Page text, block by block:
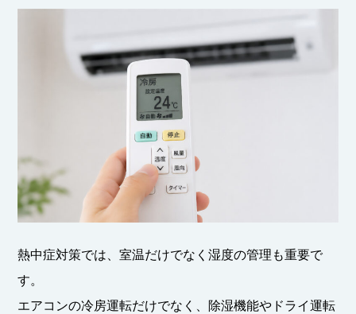
熱中症対策では、室温だけでなく湿度の管理も重要で
す。
エアコンの冷房運転だけでなく、除湿機能やドライ運転